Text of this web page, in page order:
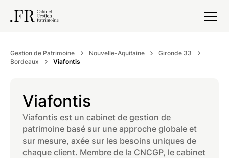
Gestion de Patrimoine Nouvelle-Aquitaine
Gironde 33
Bordeaux
Viafontis
Viafontis
Viafontis est un cabinet de gestion de
patrimoine basé sur une approche globale et
sur mesure, axée sur les besoins uniques de
chaque client. Membre de la CNCGP, le cabinet